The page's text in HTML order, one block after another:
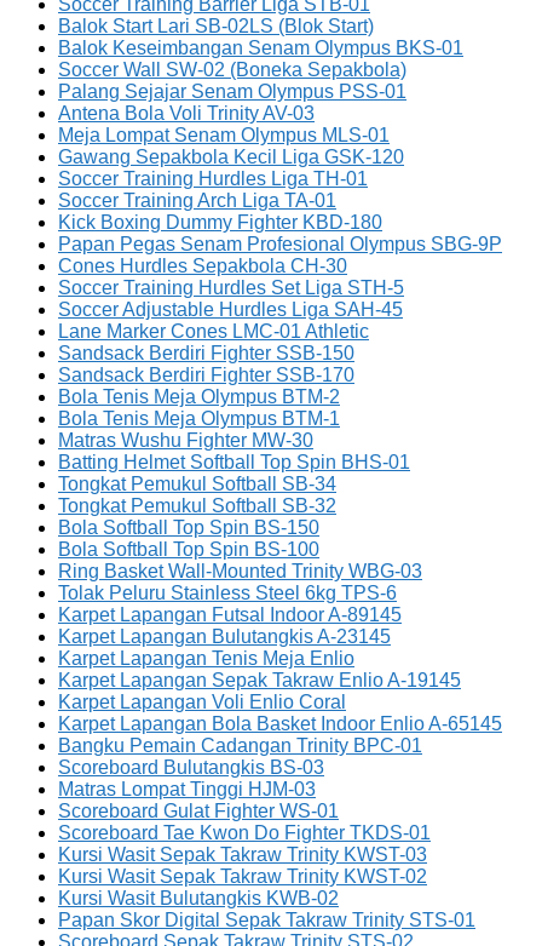
Soccer Training Barrier Liga STB-01
Balok Start Lari SB-02LS (Blok Start)
Balok Keseimbangan Senam Olympus BKS-01
Soccer Wall SW-02 (Boneka Sepakbola)
Palang Sejajar Senam Olympus PSS-01
Antena Bola Voli Trinity AV-03
Meja Lompat Senam Olympus MLS-01
Gawang Sepakbola Kecil Liga GSK-120
Soccer Training Hurdles Liga TH-01
Soccer Training Arch Liga TA-01
Kick Boxing Dummy Fighter KBD-180
Papan Pegas Senam Profesional Olympus SBG-9P
Cones Hurdles Sepakbola CH-30
Soccer Training Hurdles Set Liga STH-5
Soccer Adjustable Hurdles Liga SAH-45
Lane Marker Cones LMC-01 Athletic
Sandsack Berdiri Fighter SSB-150
Sandsack Berdiri Fighter SSB-170
Bola Tenis Meja Olympus BTM-2
Bola Tenis Meja Olympus BTM-1
Matras Wushu Fighter MW-30
Batting Helmet Softball Top Spin BHS-01
Tongkat Pemukul Softball SB-34
Tongkat Pemukul Softball SB-32
Bola Softball Top Spin BS-150
Bola Softball Top Spin BS-100
Ring Basket Wall-Mounted Trinity WBG-03
Tolak Peluru Stainless Steel 6kg TPS-6
Karpet Lapangan Futsal Indoor A-89145
Karpet Lapangan Bulutangkis A-23145
Karpet Lapangan Tenis Meja Enlio
Karpet Lapangan Sepak Takraw Enlio A-19145
Karpet Lapangan Voli Enlio Coral
Karpet Lapangan Bola Basket Indoor Enlio A-65145
Bangku Pemain Cadangan Trinity BPC-01
Scoreboard Bulutangkis BS-03
Matras Lompat Tinggi HJM-03
Scoreboard Gulat Fighter WS-01
Scoreboard Tae Kwon Do Fighter TKDS-01
Kursi Wasit Sepak Takraw Trinity KWST-03
Kursi Wasit Sepak Takraw Trinity KWST-02
Kursi Wasit Bulutangkis KWB-02
Papan Skor Digital Sepak Takraw Trinity STS-01
Scoreboard Sepak Takraw Trinity STS-02